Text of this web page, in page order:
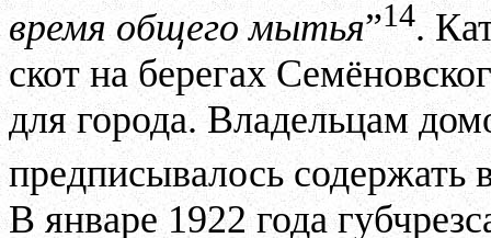
время общего мытья”14.
скот на берегах
для города. Владельцам
предписывалось
В январе 1922 года